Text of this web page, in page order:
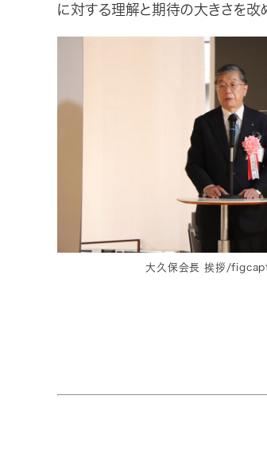
に対する理解と期待の大きさを改
大久保会長 挨拶/